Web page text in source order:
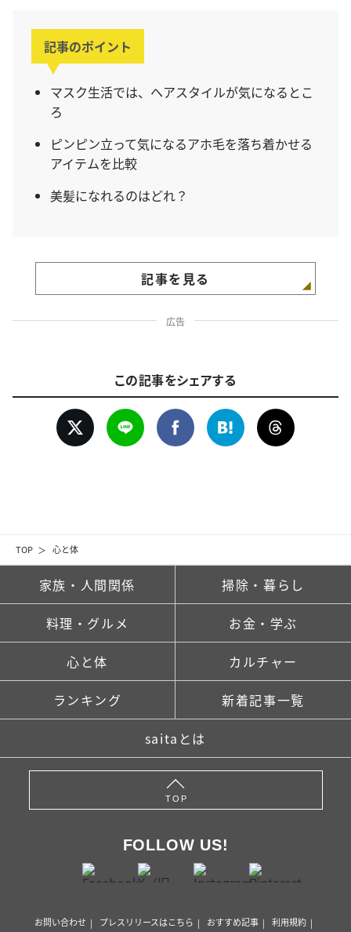
TOP 心と体
記事のポイント
マスク生活では、ヘアスタイルが気になるとこ
ろ
ピンピン立って気になるアホ毛を落ち着かせる
アイテムを比較
美髪になれるのはどれ？
記事を見る
広告
この記事をシェアする
家族・人間関係 掃除・暮らし
料理・グルメ お金・学ぶ
心と体 カルチャー
ランキング 新着記事一覧
saitaとは
TOP
FOLLOW US!
お問い合わせ プレスリリースはこちら おすすめ記事 利用規約